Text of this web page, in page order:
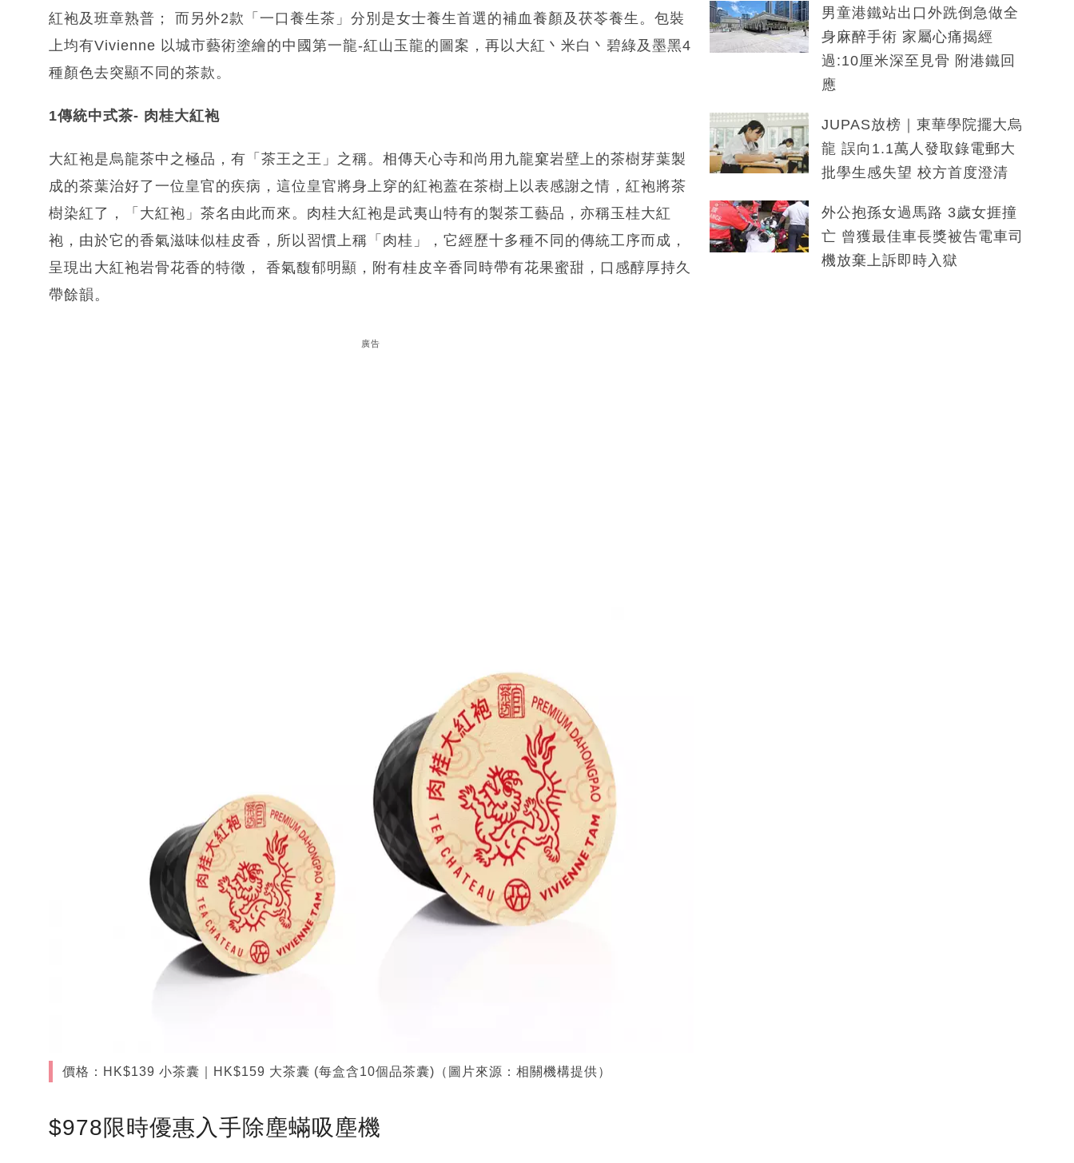
紅袍及班章熟普； 而另外2款「一口養生茶」分別是女士養生首選的補血養顏及茯苓養生。包裝
上均有Vivienne 以城市藝術塗繪的中國第一龍-紅山玉龍的圖案，再以大紅丶米白丶碧綠及墨黑4
種顏色去突顯不同的茶款。
1傳統中式茶- 肉桂大紅袍
大紅袍是烏龍茶中之極品，有「茶王之王」之稱。相傳天心寺和尚用九龍窠岩壁上的茶樹芽葉製
成的茶葉治好了一位皇官的疾病，這位皇官將身上穿的紅袍蓋在茶樹上以表感謝之情，紅袍將茶
樹染紅了，「大紅袍」茶名由此而來。肉桂大紅袍是武夷山特有的製茶工藝品，亦稱玉桂大紅
袍，由於它的香氣滋味似桂皮香，所以習慣上稱「肉桂」，它經歷十多種不同的傳統工序而成，
呈現出大紅袍岩骨花香的特徵， 香氣馥郁明顯，附有桂皮辛香同時帶有花果蜜甜，口感醇厚持久
帶餘韻。
廣告
價格：HK$139 小茶囊｜HK$159 大茶囊 (每盒含10個品茶囊)（圖片來源：相關機構提供）
$978限時優惠入手除塵蟎吸塵機
男童港鐵站出口外跣倒急做全
身麻醉手術 家屬心痛揭經
過:10厘米深至見骨 附港鐵回
應
JUPAS放榜｜東華學院擺大烏
龍 誤向1.1萬人發取錄電郵大
批學生感失望 校方首度澄清
外公抱孫女過馬路 3歲女捱撞
亡 曾獲最佳車長獎被告電車司
機放棄上訴即時入獄